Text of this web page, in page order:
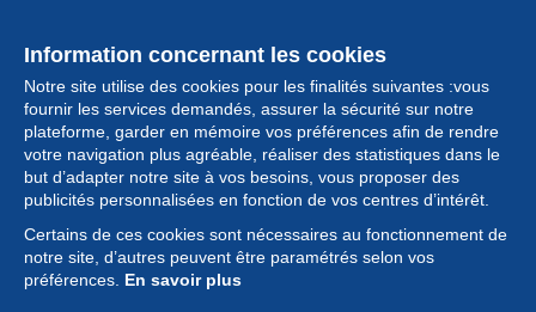
Information concernant les cookies
Notre site utilise des cookies pour les finalités suivantes :vous
fournir les services demandés, assurer la sécurité sur notre
plateforme, garder en mémoire vos préférences afin de rendre
votre navigation plus agréable, réaliser des statistiques dans le
but d’adapter notre site à vos besoins, vous proposer des
publicités personnalisées en fonction de vos centres d’intérêt.
Certains de ces cookies sont nécessaires au fonctionnement de
notre site, d’autres peuvent être paramétrés selon vos
préférences. En savoir plus
Collection
Actualités
Fonctionnalités